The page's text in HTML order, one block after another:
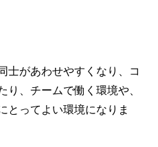
士があわせやすくなり、コ
り、チームで働く環境や、
とってよい環境になりま